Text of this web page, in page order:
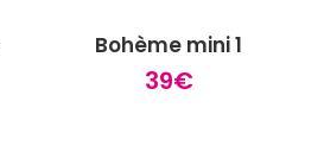
Bohème mini 1
39€